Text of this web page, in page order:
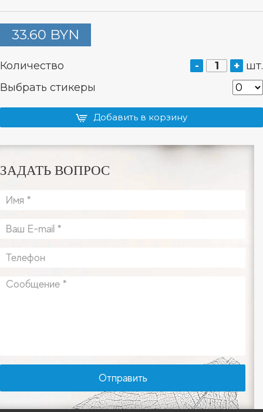
33.60 BYN
Количество - + шт.
Выбрать стикеры
Добавить в корзину
ЗАДАТЬ ВОПРОС
Отправить